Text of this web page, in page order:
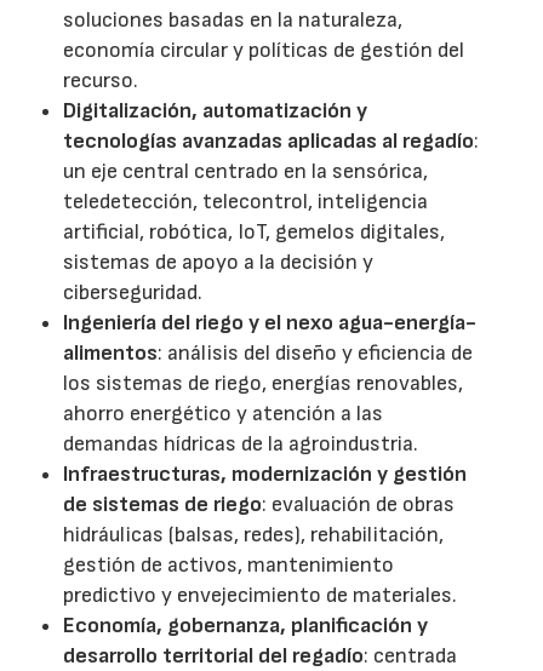
soluciones basadas en la naturaleza,
economía circular y políticas de gestión del
recurso.
Digitalización, automatización y
tecnologías avanzadas aplicadas al regadío:
un eje central centrado en la sensórica,
teledetección, telecontrol, inteligencia
artificial, robótica, IoT, gemelos digitales,
sistemas de apoyo a la decisión y
ciberseguridad.
Ingeniería del riego y el nexo agua-energía-
alimentos: análisis del diseño y eficiencia de
los sistemas de riego, energías renovables,
ahorro energético y atención a las
demandas hídricas de la agroindustria.
Infraestructuras, modernización y gestión
de sistemas de riego: evaluación de obras
hidráulicas (balsas, redes), rehabilitación,
gestión de activos, mantenimiento
predictivo y envejecimiento de materiales.
Economía, gobernanza, planificación y
desarrollo territorial del regadío: centrada